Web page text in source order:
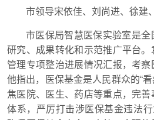
市领导宋依佳、刘尚进、徐建
市医保局智慧医保实验室是
研究、成果转化和示范推广平台
管理专项整治进展情况汇报，考察
他指出，医保基金是人民群众的“看
焦医院、医生、药店等重点，完
体系，严厉打击涉医保基金违法行